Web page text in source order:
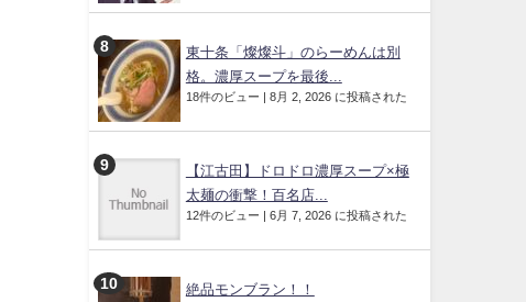
東十条「燦燦斗」のらーめんは別
格。濃厚スープを最後...
18件のビュー | 8月 2, 2026 に投稿された
【江古田】ドロドロ濃厚スープ×極
太麺の衝撃！百名店...
12件のビュー | 6月 7, 2026 に投稿された
絶品モンブラン！！